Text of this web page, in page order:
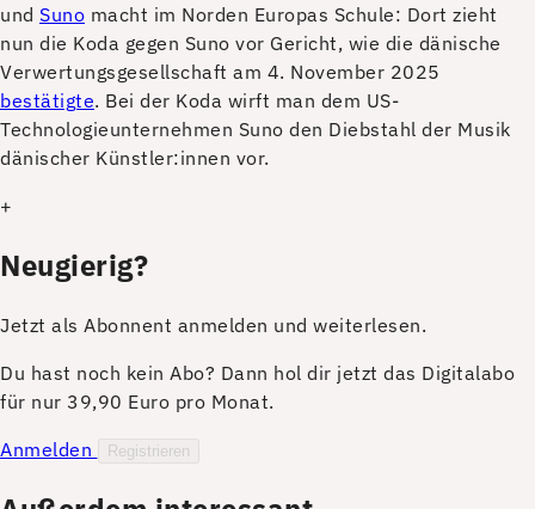
und Suno macht im Norden Europas Schule: Dort zieht
nun die Koda gegen Suno vor Gericht, wie die dänische
Verwertungsgesellschaft am 4. November 2025
bestätigte. Bei der Koda wirft man dem US-
Technologieunternehmen Suno den Diebstahl der Musik
dänischer Künstler:innen vor.
+
Neugierig?
Jetzt als Abonnent anmelden und weiterlesen.
Du hast noch kein Abo? Dann hol dir jetzt das Digitalabo
für nur 39,90 Euro pro Monat.
Anmelden
Registrieren